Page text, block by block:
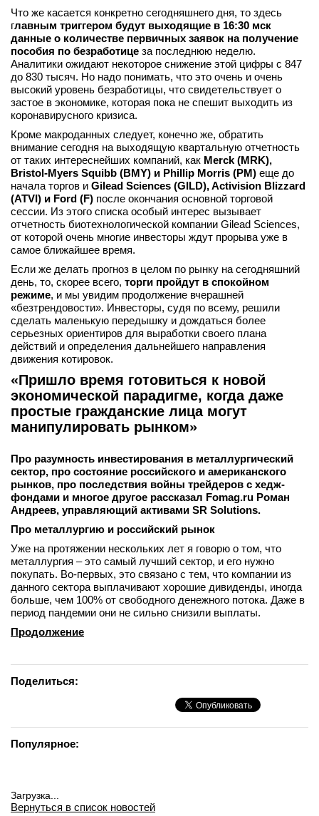
Что же касается конкретно сегодняшнего дня, то здесь
главным триггером будут выходящие в 16:30 мск
данные о количестве первичных заявок на получение
пособия по безработице за последнюю неделю.
Аналитики ожидают некоторое снижение этой цифры с 847
до 830 тысяч. Но надо понимать, что это очень и очень
высокий уровень безработицы, что свидетельствует о
застое в экономике, которая пока не спешит выходить из
коронавирусного кризиса.
Кроме макроданных следует, конечно же, обратить
внимание сегодня на выходящую квартальную отчетность
от таких интереснейших компаний, как Merck (MRK),
Bristol-Myers Squibb (BMY) и Phillip Morris (PM) еще до
начала торгов и Gilead Sciences (GILD), Activision Blizzard
(ATVI) и Ford (F) после окончания основной торговой
сессии. Из этого списка особый интерес вызывает
отчетность биотехнологической компании Gilead Sciences,
от которой очень многие инвесторы ждут прорыва уже в
самое ближайшее время.
Если же делать прогноз в целом по рынку на сегодняшний
день, то, скорее всего, торги пройдут в спокойном
режиме, и мы увидим продолжение вчерашней
«безтрендовости». Инвесторы, судя по всему, решили
сделать маленькую передышку и дождаться более
серьезных ориентиров для выработки своего плана
действий и определения дальнейшего направления
движения котировок.
«Пришло время готовиться к новой
экономической парадигме, когда даже
простые гражданские лица могут
манипулировать рынком»
Про разумность инвестирования в металлургический
сектор, про состояние российского и американского
рынков, про последствия войны трейдеров с хедж-
фондами и многое другое рассказал Fomag.ru Роман
Андреев, управляющий активами SR Solutions.
Про металлургию и российский рынок
Уже на протяжении нескольких лет я говорю о том, что
металлургия – это самый лучший сектор, и его нужно
покупать. Во-первых, это связано с тем, что компании из
данного сектора выплачивают хорошие дивиденды, иногда
больше, чем 100% от свободного денежного потока. Даже в
период пандемии они не сильно снизили выплаты.
Продолжение
Поделиться:
Популярное:
Загрузка...
Вернуться в список новостей